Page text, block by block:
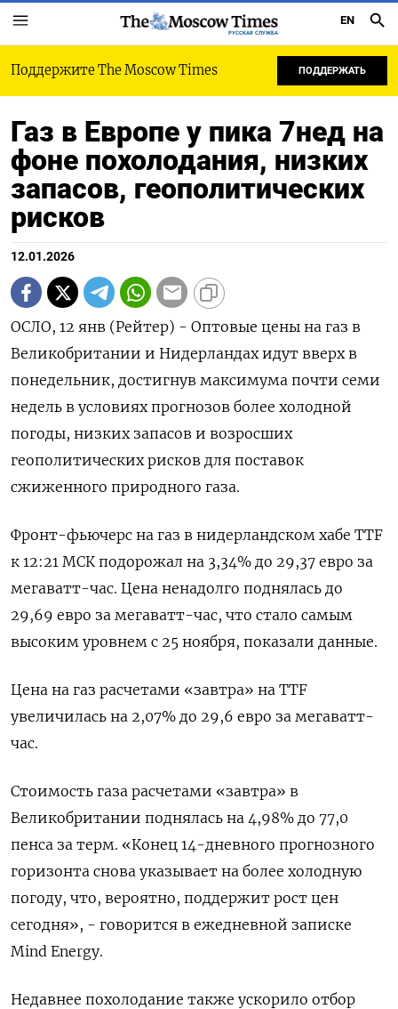
РУССКАЯ СЛУЖБА
EN
Поддержите The Moscow Times ПОДДЕРЖАТЬ
Газ в Европе у пика 7нед на
фоне похолодания, низких
запасов, геополитических
рисков
12.01.2026
ОСЛО, 12 янв (Рейтер) - Оптовые цены на газ в
Великобритании и Нидерландах идут вверх в
понедельник, достигнув максимума почти семи
недель в условиях прогнозов более холодной
погоды, ⁠низких запасов и возросших
геополитических рисков для поставок
сжиженного природного газа.
Фронт-фьючерс на газ в нидерландском хабе TTF
к 12:21 МСК подорожал на 3,⁠34% до 29,37 евро ​за
мегаватт-час. Цена ненадолго поднялась ⁠до
29,69 евро за мегаватт-час, что стало самым
высоким уровнем с 25 ⁠ноября, показали данные.
Цена на газ расчетами «завтра» на TTF
увеличилась на 2,07% ‌до 29,6 евро за мегаватт-
час.
Стоимость газа расчетами «‍завтра» в
Великобритании поднялась на 4,98% до 77,0
пенса ‌за терм. «Конец 14-дневного прогнозного
горизонта снова указывает на более холодную ​
погоду, что, вероятно, поддержит рост цен
сегодня», - говорится в ежедневной записке
Mind Energy.
Недавнее похолодание также ускорило отбор